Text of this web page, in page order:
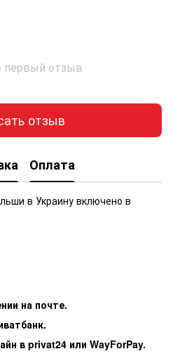
первый отзыв
отзыв
Оплата
в Украину включено в
на почте.
в privat24 или WayForPay.